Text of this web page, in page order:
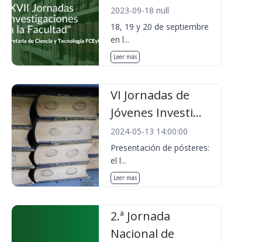
2023-09-18 null
18, 19 y 20 de septiembre
en l...
Leer más
VI Jornadas de
Jóvenes Investi...
2024-05-13 14:00:00
Presentación de pósteres:
el l...
Leer más
2.ª Jornada
Nacional de